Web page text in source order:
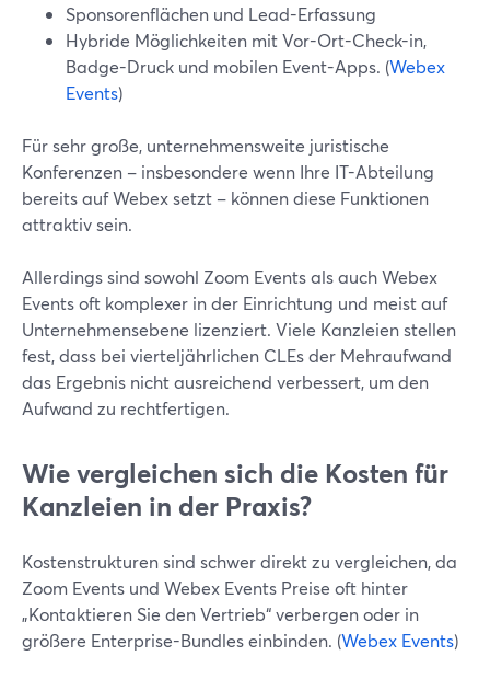
Sponsorenflächen und Lead-Erfassung
Hybride Möglichkeiten mit Vor-Ort-Check-in,
Badge-Druck und mobilen Event-Apps. (Webex
Events)
Für sehr große, unternehmensweite juristische
Konferenzen – insbesondere wenn Ihre IT-Abteilung
bereits auf Webex setzt – können diese Funktionen
attraktiv sein.
Allerdings sind sowohl Zoom Events als auch Webex
Events oft komplexer in der Einrichtung und meist auf
Unternehmensebene lizenziert. Viele Kanzleien stellen
fest, dass bei vierteljährlichen CLEs der Mehraufwand
das Ergebnis nicht ausreichend verbessert, um den
Aufwand zu rechtfertigen.
Wie vergleichen sich die Kosten für
Kanzleien in der Praxis?
Kostenstrukturen sind schwer direkt zu vergleichen, da
Zoom Events und Webex Events Preise oft hinter
„Kontaktieren Sie den Vertrieb“ verbergen oder in
größere Enterprise-Bundles einbinden. (Webex Events)